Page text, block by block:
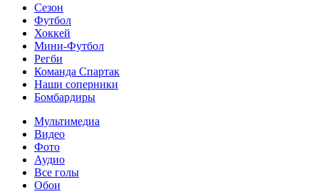
Сезон
Футбол
Хоккей
Мини-Футбол
Регби
Команда Спартак
Наши соперники
Бомбардиры
Мультимедиа
Видео
Фото
Аудио
Все голы
Обои